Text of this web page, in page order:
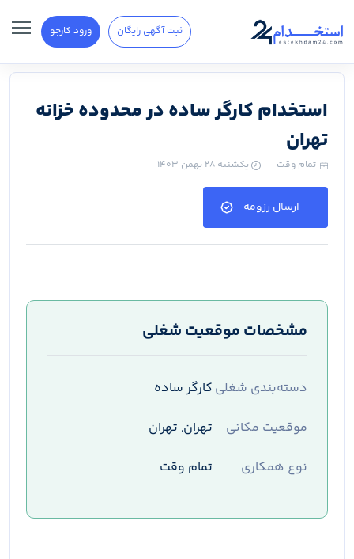
ثبت آگهی رایگان ورود کارجو
استخدام کارگر ساده در محدوده خزانه
تهران
تمام وقت یکشنبه ۲۸ بهمن ۱۴۰۳
ارسال رزومه
مشخصات موقعیت شغلی
دسته‌بندی شغلی کارگر ساده
موقعیت مکانی
تهران, تهران
نوع همکاری
تمام وقت